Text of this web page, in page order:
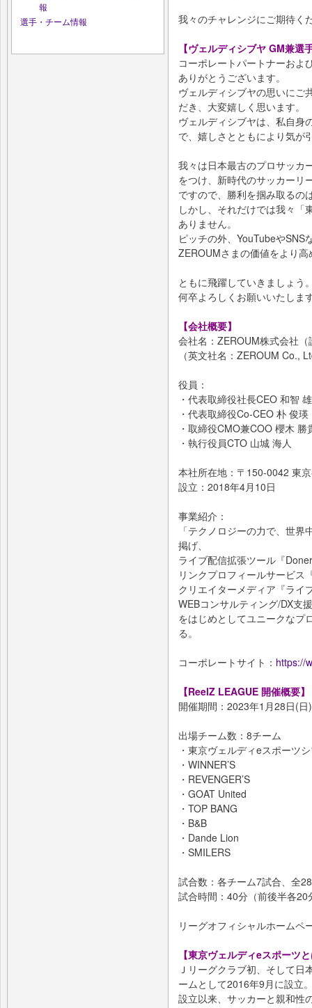
報
選手・チーム情報
我々のチャレンジにご期待く
【ヴェルディシブヤ GM兼
コーポレートパートナーおよ
ありがとうございます。
ヴェルディシブヤの思いにご
だき、大変嬉しく思います。
ヴェルディシブヤは、私自身
で、嬉しさとともにより気が
我々は日本最古のプロサッカ
をつけ、新時代のサッカーリ
ですので、勝利を掴み取るの
しかし、それだけでは我々「
ありません。
ピッチの外、YouTubeやSNS
ZEROUMさまの価値をより
ともに飛躍していきましょう
何卒よろしくお願いいたしま
【会社概要】
会社名：ZEROUM株式会社
（英文社名：ZEROUM Co.,
役員：
・代表取締役社長CEO 和智
・代表取締役Co-CEO 朴 俊瑛
・取締役CMO兼COO 櫻木 勝
・執行役員CTO 山城 海人
本社所在地：〒150-0042 東
設立：2018年4月10日
事業紹介：
「テクノロジーの力で、世
掲げ、
ライブ配信拡張ツール『
リンクプロフィールサービス
クリエイターメディア『ライ
WEBコンサルティング/DX支
をはじめとしてユニークなプ
る。
コーポレートサイト： https://
【ReelZ LEAGUE 開催概要】
開催期間：2023年1月28日(
出場チーム数：8チーム
・東京ヴェルディeスポーツ
・WINNER’S
・REVENGER’S
・GOAT United
・TOP BANG
・B&B
・Dande Lion
・SMILERS
試合数：各チーム7試合、全
試合時間：40分（前後半各
リーグオフィシャルホームペ
【東京ヴェルディeスポーツ
Ｊリーグクラブ初、そして
ームとして2016年9月に設立
設立以来、サッカーと親和性